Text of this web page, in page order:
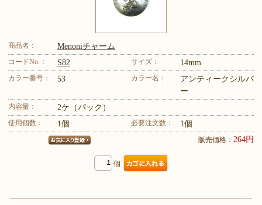
商品名： Menoniチャーム
コードNo.： S82 サイズ： 14mm
カラー番号： 53 カラー名：
アンティークシルバ
ー
内容量： 2ケ（パック）
使用個数： 1個 必要注文数： 1個
販売価格： 264円
個